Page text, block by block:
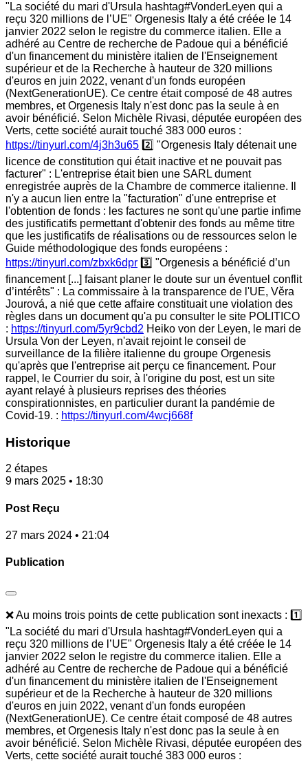
"La société du mari d'Ursula hashtag#VonderLeyen qui a
reçu 320 millions de l’UE" Orgenesis Italy a été créée le 14
janvier 2022 selon le registre du commerce italien. Elle a
adhéré au Centre de recherche de Padoue qui a bénéficié
d'un financement du ministère italien de l'Enseignement
supérieur et de la Recherche à hauteur de 320 millions
d'euros en juin 2022, venant d'un fonds européen
(NextGenerationUE). Ce centre était composé de 48 autres
membres, et Orgenesis Italy n'est donc pas la seule à en
avoir bénéficié. Selon Michèle Rivasi, députée européen des
Verts, cette société aurait touché 383 000 euros :
https://tinyurl.com/4j3h3u65 2️⃣ "Orgenesis Italy détenait une
licence de constitution qui était inactive et ne pouvait pas
facturer" : L'entreprise était bien une SARL dument
enregistrée auprès de la Chambre de commerce italienne. Il
n'y a aucun lien entre la "facturation" d'une entreprise et
l'obtention de fonds : les factures ne sont qu'une partie infime
des justificatifs permettant d'obtenir des fonds au même titre
que les justificatifs de réalisations ou de ressources selon le
Guide méthodologique des fonds européens :
https://tinyurl.com/zbxk6dpr 3️⃣ "Orgenesis a bénéficié d’un
financement [...] faisant planer le doute sur un éventuel conflit
d’intérêts" : La commissaire à la transparence de l'UE, Věra
Jourová, a nié que cette affaire constituait une violation des
règles dans un document qu'a pu consulter le site POLITICO
: https://tinyurl.com/5yr9cbd2 Heiko von der Leyen, le mari de
Ursula Von der Leyen, n'avait rejoint le conseil de
surveillance de la filière italienne du groupe Orgenesis
qu'après que l'entreprise ait perçu ce financement. Pour
rappel, le Courrier du soir, à l'origine du post, est un site
ayant relayé à plusieurs reprises des théories
conspirationnistes, en particulier durant la pandémie de
Covid-19. : https://tinyurl.com/4wcj668f
Historique
2 étapes
9 mars 2025 • 18:30
Post Reçu
27 mars 2024 • 21:04
Publication
❌ Au moins trois points de cette publication sont inexacts : 1️⃣
"La société du mari d'Ursula hashtag#VonderLeyen qui a
reçu 320 millions de l’UE" Orgenesis Italy a été créée le 14
janvier 2022 selon le registre du commerce italien. Elle a
adhéré au Centre de recherche de Padoue qui a bénéficié
d'un financement du ministère italien de l'Enseignement
supérieur et de la Recherche à hauteur de 320 millions
d'euros en juin 2022, venant d'un fonds européen
(NextGenerationUE). Ce centre était composé de 48 autres
membres, et Orgenesis Italy n'est donc pas la seule à en
avoir bénéficié. Selon Michèle Rivasi, députée européen des
Verts, cette société aurait touché 383 000 euros :